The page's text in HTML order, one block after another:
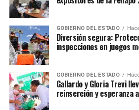
GOBIERNO DEL ESTADO
Diversión segura:
inspecciones en juegos
GOBIERNO DEL ESTADO
Gallardo y Gloria Trevi
reinserción y esperanza